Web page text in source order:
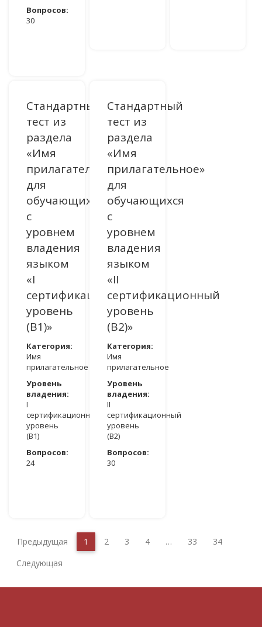
Вопросов:
30
Стандартный
тест из
раздела
«Имя
прилагательное»
для
обучающихся
с
уровнем
владения
языком
«I
сертификационный
уровень
(B1)»
Категория:
Имя
прилагательное
Уровень
владения:
I
сертификационный
уровень
(B1)
Вопросов:
24
Стандартный
тест из
раздела
«Имя
прилагательное»
для
обучающихся
с
уровнем
владения
языком
«II
сертификационный
уровень
(В2)»
Категория:
Имя
прилагательное
Уровень
владения:
II
сертификационный
уровень
(В2)
Вопросов:
30
Предыдущая 1 2 3 4 … 33
34
Следующая